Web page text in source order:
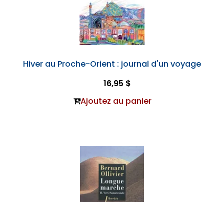
Hiver au Proche-Orient : journal d'un voyage
16,95 $
Ajoutez au panier